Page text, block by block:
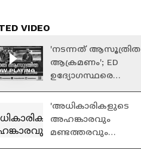
VIDEO
PLAYING
'നടന്നത് ആസൂത്രിത
ആക്രമണം'; ED
ഉദ്യോഗസ്ഥരെ
ഡി കക്ഷി ചേരും | ED
'അധികാരികളുടെ
അഹങ്കാരവും
മണ്ടത്തരവും